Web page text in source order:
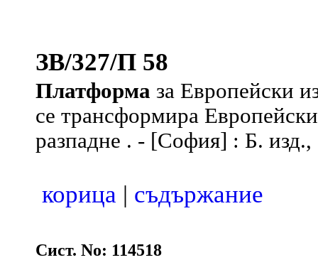
ЗВ/327/П 58
Платформа за Европейски
се трансформира
разпадне . - [София] : Б.
корица | съдържание
Сист. No: 114518